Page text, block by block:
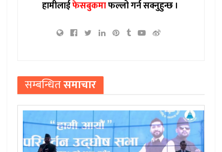
हामीलाईफेसबुकमाफल्लो गर्न सक्नुहुन्छ ।
सम्बन्धितसमाचार